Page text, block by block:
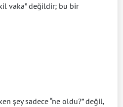
vaka” değildir; bu bir
şey sadece “ne oldu?” değil,